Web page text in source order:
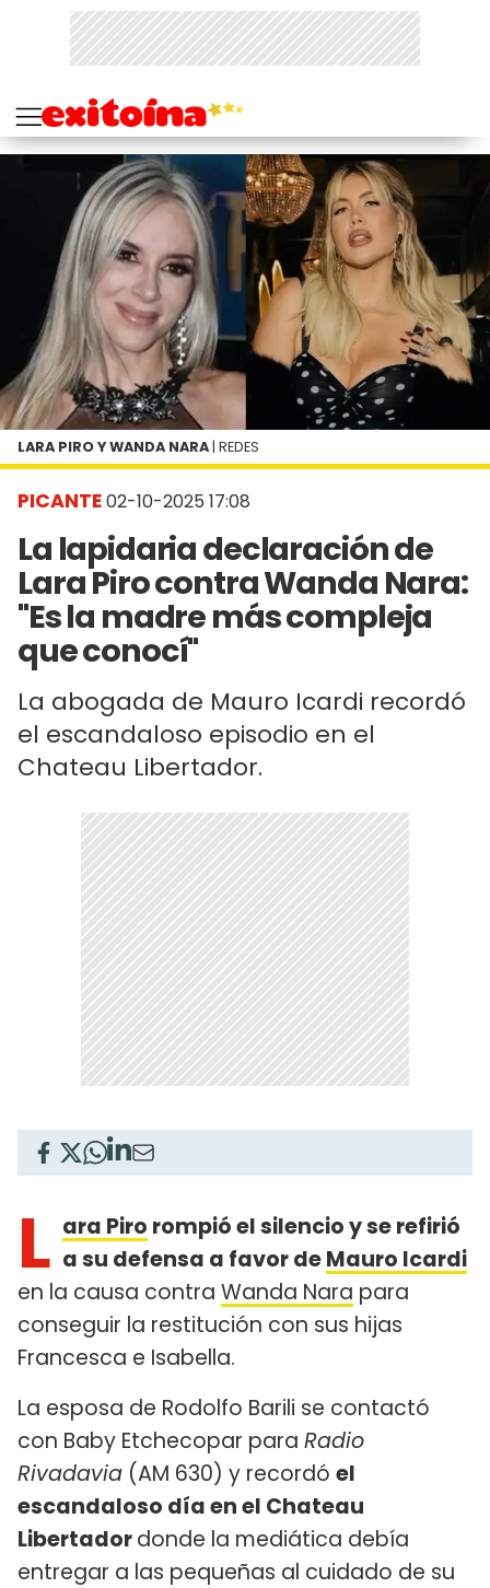
PICANTE02-10-2025 17:08
La lapidaria declaración de
Lara Piro contra Wanda Nara:
"Es la madre más compleja
que conocí"
La abogada de Mauro Icardi recordó
el escandaloso episodio en el
Chateau Libertador.
LARA PIRO Y WANDA NARA | REDES
L ara Piro rompió el silencio y se refirió
a su defensa a favor deMauro Icardi
en la causa contra Wanda Nara para
conseguir la restitución con sus hijas
Francesca e Isabella.
La esposa de Rodolfo Barili se contactó
con Baby Etchecopar para Radio
Rivadavia (AM 630) y recordó el
escandaloso día en el Chateau
Libertadordonde la mediática debía
entregar a las pequeñas al cuidado de su